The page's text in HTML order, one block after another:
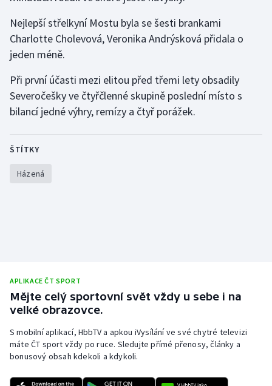
Judo
Krasobruslení
Lezení
Plavání
Plážový volejbal
Ragby
Rychlobruslení
Nejlepší střelkyní Mostu byla se šesti brankami
Charlotte Cholevová, Veronika Andrýsková přidala o
jeden méně.
Při první účasti mezi elitou před třemi lety obsadily
Severočešky ve čtyřčlenné skupině poslední místo s
bilancí jedné výhry, remízy a čtyř porážek.
ŠTÍTKY
Házená
APLIKACE ČT SPORT
Mějte celý sportovní svět vždy u sebe i na
velké obrazovce.
S mobilní aplikací, HbbTV a apkou iVysílání ve své chytré televizi
máte ČT sport vždy po ruce. Sledujte přímé přenosy, články a
bonusový obsah kdekoli a kdykoli.